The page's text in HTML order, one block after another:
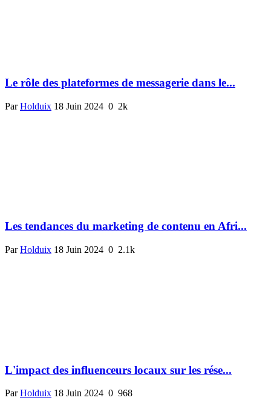
Le rôle des plateformes de messagerie dans le...
ParHolduix 18 Juin 2024 0 2k
Les tendances du marketing de contenu en Afri...
ParHolduix 18 Juin 2024 0 2.1k
L'impact des influenceurs locaux sur les rése...
ParHolduix 18 Juin 2024 0 968